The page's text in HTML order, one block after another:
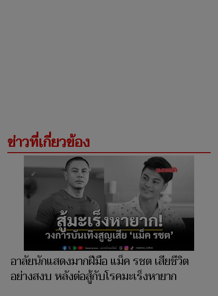
ข่าวที่เกี่ยวข้อง
อาลัยนักแสดงมากฝีมือ แม็ค รชต เสียชีวิต
อย่างสงบ หลังต่อสู้กับโรคมะเร็งหายาก